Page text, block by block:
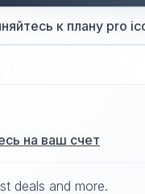
к плану pro
на ваш счет
deals and more.